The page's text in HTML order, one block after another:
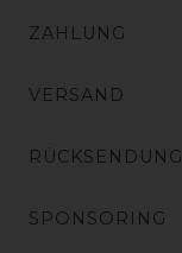
ZAHLUNG
VERSAND
RÜCKSENDUNG
SPONSORING